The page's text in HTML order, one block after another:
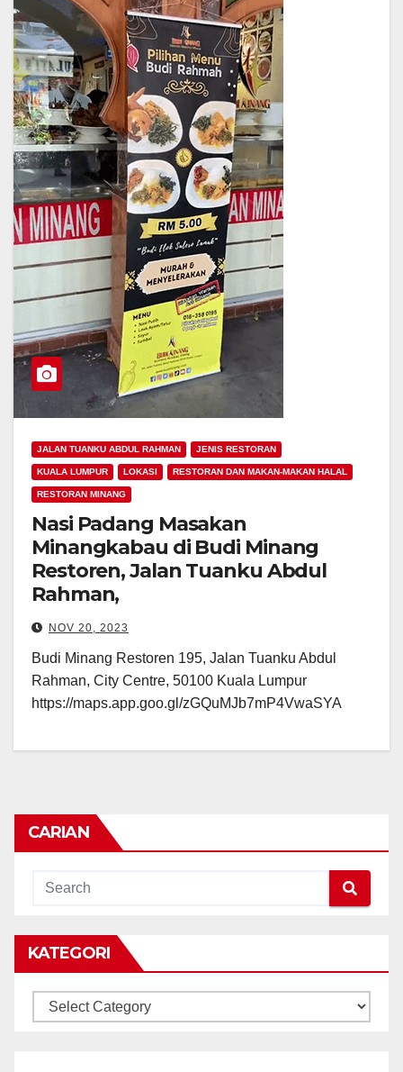
JALAN TUANKU ABDUL RAHMAN JENIS RESTORAN
KUALA LUMPUR LOKASI RESTORAN DAN MAKAN-MAKAN HALAL
RESTORAN MINANG
Nasi Padang Masakan
Minangkabau di Budi Minang
Restoren, Jalan Tuanku Abdul
Rahman,
NOV 20, 2023
Budi Minang Restoren 195, Jalan Tuanku Abdul
Rahman, City Centre, 50100 Kuala Lumpur
https://maps.app.goo.gl/zGQuMJb7mP4VwaSYA
CARIAN
KATEGORI
KATEGORI